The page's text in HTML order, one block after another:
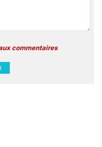
commentaires